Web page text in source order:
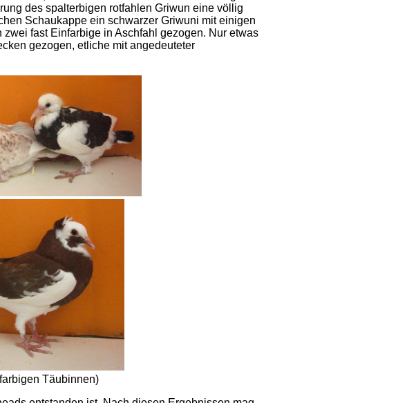
des spalterbigen rotfahlen Griwun eine völlig
Schaukappe ein schwarzer Griwuni mit einigen
fast Einfarbige in Aschfahl gezogen. Nur etwas
gezogen, etliche mit angedeuteter
Täubinnen)